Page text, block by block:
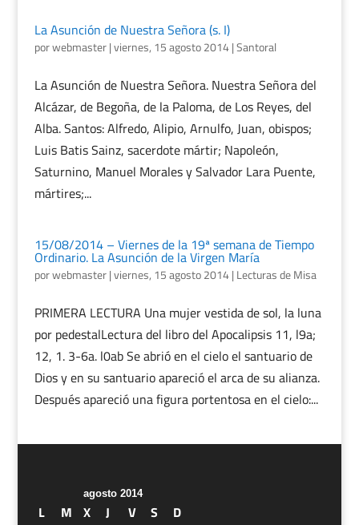
La Asunción de Nuestra Señora (s. I)
porwebmaster|viernes, 15 agosto 2014|Santoral
La Asunción de Nuestra Señora. Nuestra Señora del
Alcázar, de Begoña, de la Paloma, de Los Reyes, del
Alba. Santos: Alfredo, Alipio, Arnulfo, Juan, obispos;
Luis Batis Sainz, sacerdote mártir; Napoleón,
Saturnino, Manuel Morales y Salvador Lara Puente,
mártires;...
15/08/2014 – Viernes de la 19ª semana de Tiempo
Ordinario. La Asunción de la Virgen María
porwebmaster|viernes, 15 agosto 2014| Lecturas de Misa
PRIMERA LECTURA Una mujer vestida de sol, la luna
por pedestalLectura del libro del Apocalipsis 11, l9a;
12, 1. 3-6a. l0ab Se abrió en el cielo el santuario de
Dios y en su santuario apareció el arca de su alianza.
Después apareció una figura portentosa en el cielo:...
agosto 2014
L M X J V S
D